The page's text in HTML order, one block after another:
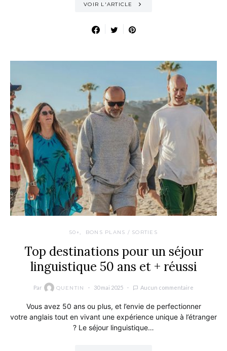
VOIR L'ARTICLE
50+ BONS PLANS / SORTIES
Top destinations pour un séjour
linguistique 50 ans et + réussi
Par QUENTIN 30 mai 2025 Aucun commentaire
Vous avez 50 ans ou plus, et l’envie de perfectionner
votre anglais tout en vivant une expérience unique à l’étranger
? Le séjour linguistique…